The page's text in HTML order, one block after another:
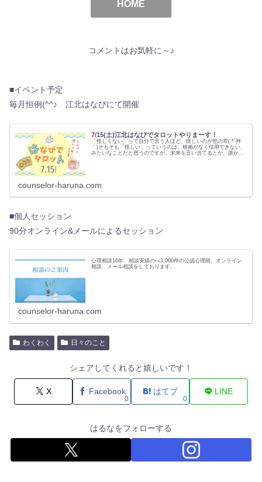
HOME
コメントはお気軽に～♪
■イベント予定
毎月恒例(^^♪ 江北はなびにて開催
7/15(土)江北はなびでタロットやりまーす！
「怪しくない」って自分で言う人ほど、怪しいのが世の常( *´艸
｀)そもそも「怪しい」っていうのは、根拠がなく信用できない、
みたいなことだと思うのですが、未来を言い当てるとか、誰かの
counselor-haruna.com
■個人セッション
90分オンライン&メールによるセッション
心理相談16年、相談実績のべ3,000件の公認心理師。オンライン
相談、メール相談をしております。
counselor-haruna.com
わくわく 日々のこと
シェアしてくれると嬉しいです！
X Facebook
0
はてブ
0
LINE
はるなをフォローする